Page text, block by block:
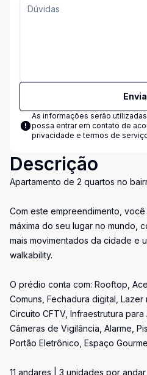
As informações serão
possa entrar em contato de
privacidade e termos de
Descrição
Apartamento de 2 quartos no
Com este empreendimento,
máxima do seu lugar no mundo,
mais movimentados da cidade e
walkability.
O prédio conta com: Rooftop,
Comuns, Fechadura digital, Lazer
Circuito CFTV, Infraestrutura para
Câmeras de Vigilância, Alarme,
Portão Eletrônico, Espaço
11 andares | 3 unidades por andar